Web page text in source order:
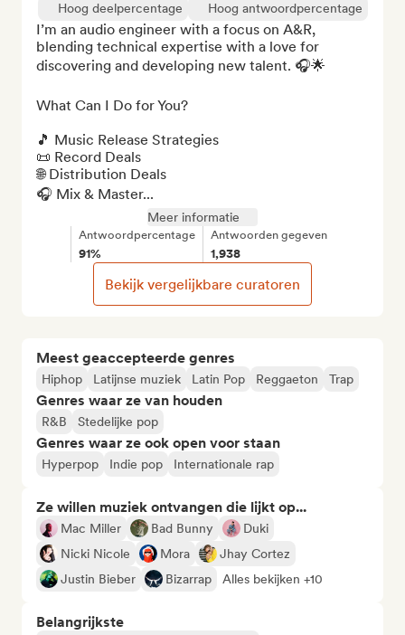
Meest geaccepteerde genres
Hiphop Latijnse muziek Latin Pop Reggaeton Trap
Genres waar ze van houden
R&B Stedelijke pop
Genres waar ze ook open voor staan
Hyperpop Indie pop Internationale rap
Ze willen muziek ontvangen die lijkt op...
Mac Miller Bad Bunny
Duki
Nicki Nicole
Mora
Jhay Cortez
Justin Bieber
Bizarrap Alles bekijken +10
Belangrijkste
Hoog deelpercentage
Hoog antwoordpercentage
I’m an audio engineer with a focus on A&R,
blending technical expertise with a love for
discovering and developing new talent. 🎧🌟
What Can I Do for You?
🎵 Music Release Strategies
📜 Record Deals
🌐 Distribution Deals
🎧 Mix & Master...
Meer informatie
Antwoordpercentage
91%
Antwoorden gegeven
1,938
Bekijk vergelijkbare curatoren